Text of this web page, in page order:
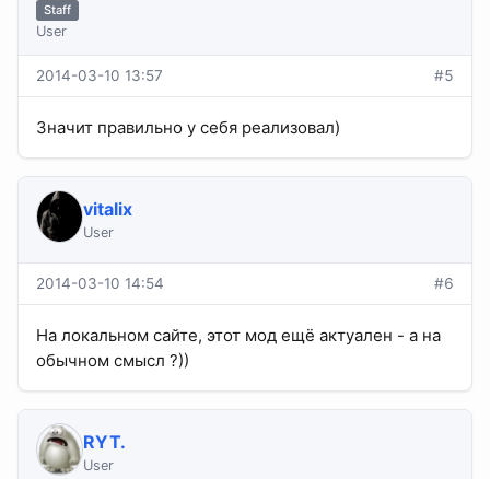
Staff
User
2014-03-10 13:57 #5
Значит правильно у себя реализовал)
vitalix
User
2014-03-10 14:54 #6
На локальном сайте, этот мод ещё актуален - а на
обычном смысл ?))
RYT.
User